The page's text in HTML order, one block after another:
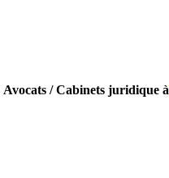
Avocats / Cabinets juridique à